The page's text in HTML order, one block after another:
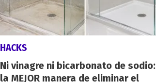
HACKS
Ni vinagre ni bicarbonato de sodio:
la MEJOR manera de eliminar el